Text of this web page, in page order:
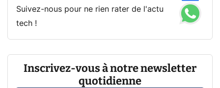
Suivez-nous pour ne rien rater de l'actu
tech !
Inscrivez-vous à notre newsletter
quotidienne